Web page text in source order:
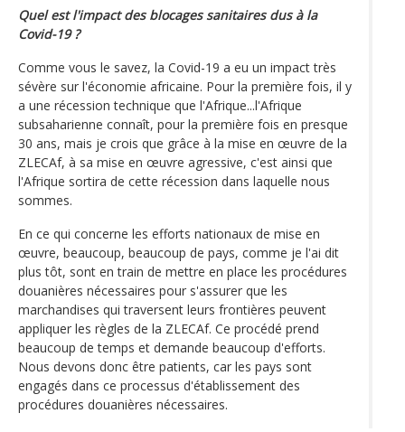
Quel est l'impact des blocages sanitaires dus à la
Covid-19 ?
Comme vous le savez, la Covid-19 a eu un impact très
sévère sur l'économie africaine. Pour la première fois, il y
a une récession technique que l'Afrique...l'Afrique
subsaharienne connaît, pour la première fois en presque
30 ans, mais je crois que grâce à la mise en œuvre de la
ZLECAf, à sa mise en œuvre agressive, c'est ainsi que
l'Afrique sortira de cette récession dans laquelle nous
sommes.
En ce qui concerne les efforts nationaux de mise en
œuvre, beaucoup, beaucoup de pays, comme je l'ai dit
plus tôt, sont en train de mettre en place les procédures
douanières nécessaires pour s'assurer que les
marchandises qui traversent leurs frontières peuvent
appliquer les règles de la ZLECAf. Ce procédé prend
beaucoup de temps et demande beaucoup d'efforts.
Nous devons donc être patients, car les pays sont
engagés dans ce processus d'établissement des
procédures douanières nécessaires.